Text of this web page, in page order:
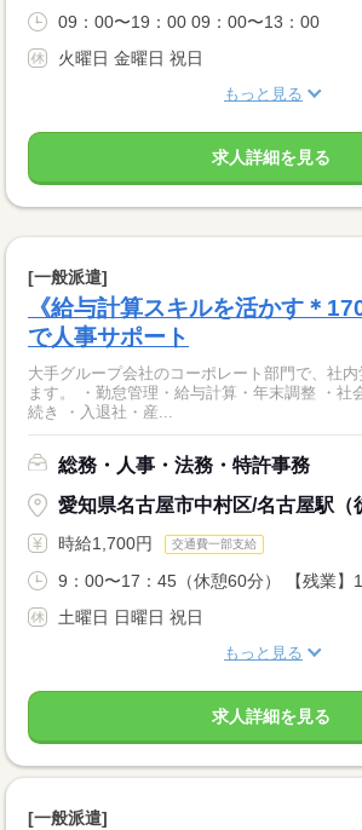
09：00〜19：00 09：00〜13：00
火曜日 金曜日 祝日
もっと見る
求人詳細を見る
[一般派遣]
《給与計算スキルを活かす＊
で人事サポート
大手グループ会社のコーポレート部門で、社
ます。 ・勤怠管理・給与計算・年末調整 ・社会保険・労働保険の手
続き ・入退社・産...
総務・人事・法務・特許事務
愛知県名古屋市中村区/名古屋駅（
時給1,700円 交通費一部支給
9：00〜17：45（休憩60分） 【残業】
土曜日 日曜日 祝日
もっと見る
求人詳細を見る
[一般派遣]